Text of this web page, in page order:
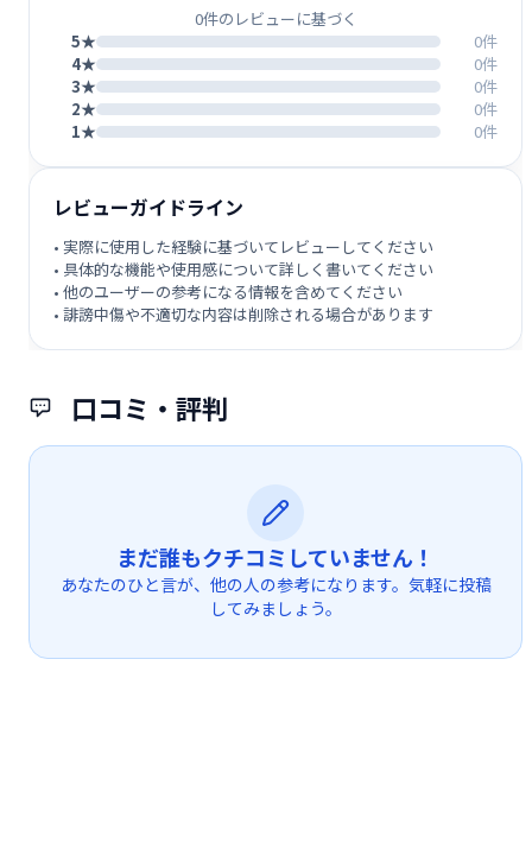
口コミ・評判
まだ誰もクチコミしていません！
あなたのひと言が、他の人の参考になります。気軽に投稿
してみましょう。
0件のレビューに基づく
5★
0件
4★
0件
3★
0件
2★
0件
1★
0件
レビューガイドライン
• 実際に使用した経験に基づいてレビューしてください
• 具体的な機能や使用感について詳しく書いてください
• 他のユーザーの参考になる情報を含めてください
• 誹謗中傷や不適切な内容は削除される場合があります